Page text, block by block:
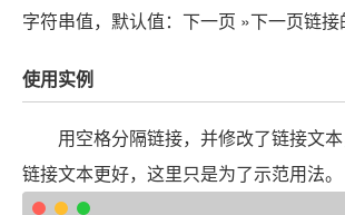
字符串值，默认值：下一页 »下一页链接
使用实例
用空格分隔链接，并修改了链接文
链接文本更好，这里只是为了示范用法。